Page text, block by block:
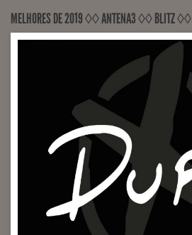
MELHORES DE 2019 ◊◊ ANTENA3 ◊◊ BLITZ ◊◊